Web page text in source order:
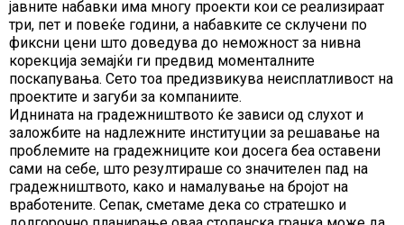
јавните набавки има многу проекти кои се реализираат
три, пет и повеќе години, а набавките се склучени по
фиксни цени што доведува до неможност за нивна
корекција земајќи ги предвид моменталните
поскапувања. Сето тоа предизвикува неисплатливост на
проектите и загуби за компаниите.
Иднината на градежништвото ќе зависи од слухот и
заложбите на надлежните институции за решавање на
проблемите на градежниците кои досега беа оставени
сами на себе, што резултираше со значителен пад на
градежништвото, како и намалување на бројот на
вработените. Сепак, сметаме дека со стратешко и